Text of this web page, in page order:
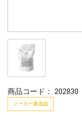
商品コード： 202830
メーカー直送品